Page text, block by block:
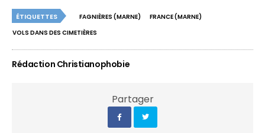
ÉTIQUETTES FAGNIÈRES (MARNE)
FRANCE (MARNE)
VOLS DANS DES CIMETIÈRES
Rédaction Christianophobie
Partager